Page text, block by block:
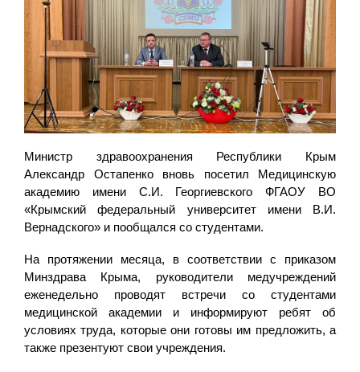
Министр здравоохранения Республики Крым
Александр Остапенко вновь посетил Медицинскую
академию имени С.И. Георгиевского ФГАОУ ВО
«Крымский федеральный университет имени В.И.
Вернадского» и пообщался со студентами.
На протяжении месяца, в соответствии с приказом
Минздрава Крыма, руководители медучреждений
еженедельно проводят встречи со студентами
медицинской академии и информируют ребят об
условиях труда, которые они готовы им предложить, а
также презентуют свои учреждения.